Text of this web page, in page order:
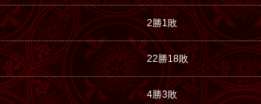
2勝1敗
22勝18敗
4勝3敗